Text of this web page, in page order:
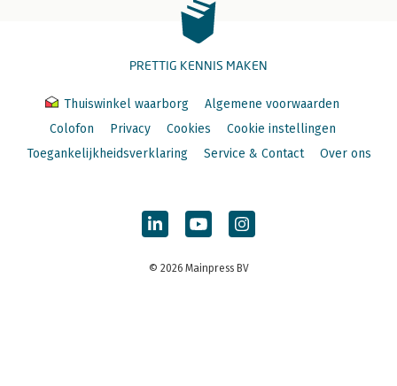
PRETTIG KENNIS MAKEN
Thuiswinkel waarborg
Algemene voorwaarden
Colofon
Privacy Cookies
Cookie instellingen
Toegankelijkheidsverklaring
Service & Contact Over ons
© 2026 Mainpress BV